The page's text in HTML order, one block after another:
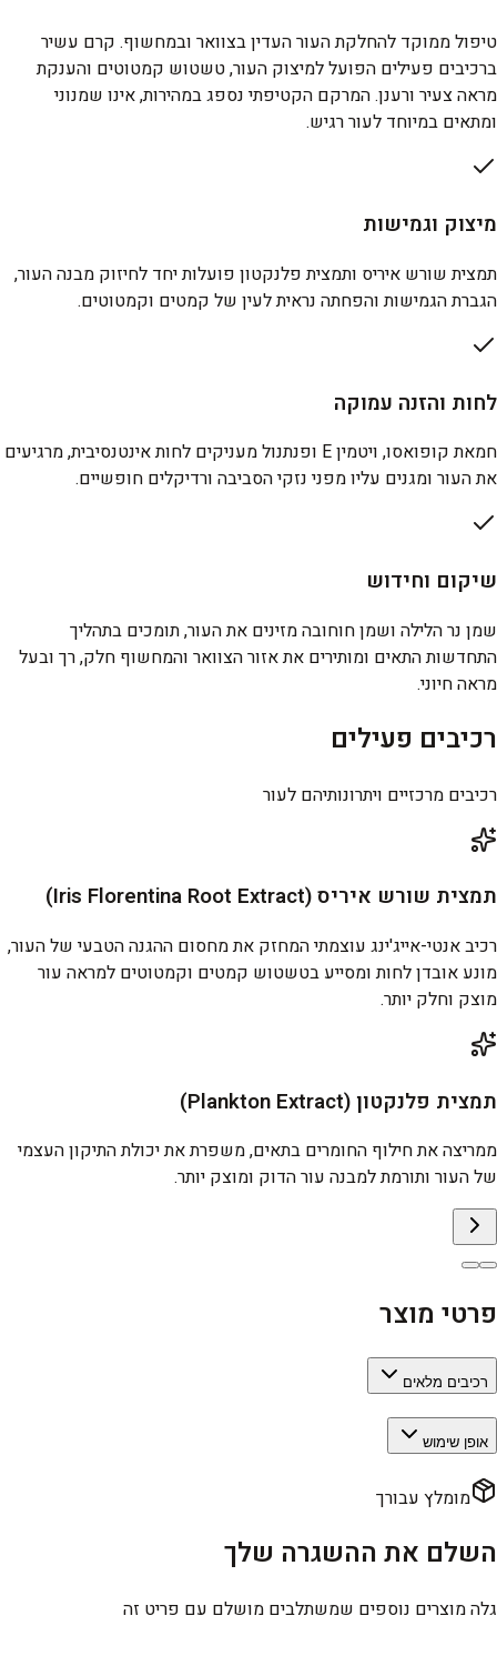
טיפול ממוקד להחלקת העור העדין בצוואר ובמחשוף. קרם עשיר
ברכיבים פעילים הפועל למיצוק העור, טשטוש קמטוטים והענקת
מראה צעיר ורענן. המרקם הקטיפתי נספג במהירות, אינו שמנוני
ומתאים במיוחד לעור רגיש.
מיצוק וגמישות
תמצית שורש איריס ותמצית פלנקטון פועלות יחד לחיזוק מבנה העור,
הגברת הגמישות והפחתה נראית לעין של קמטים וקמטוטים.
לחות והזנה עמוקה
חמאת קופואסו, ויטמין E ופנתנול מעניקים לחות אינטנסיבית, מרגיעים
את העור ומגנים עליו מפני נזקי הסביבה ורדיקלים חופשיים.
שיקום וחידוש
שמן נר הלילה ושמן חוחובה מזינים את העור, תומכים בתהליך
התחדשות התאים ומותירים את אזור הצוואר והמחשוף חלק, רך ובעל
מראה חיוני.
רכיבים פעילים
רכיבים מרכזיים ויתרונותיהם לעור
תמצית שורש איריס (Iris Florentina Root Extract)
רכיב אנטי-אייג'ינג עוצמתי המחזק את מחסום ההגנה הטבעי של העור,
מונע אובדן לחות ומסייע בטשטוש קמטים וקמטוטים למראה עור
מוצק וחלק יותר.
תמצית פלנקטון (Plankton Extract)
ממריצה את חילוף החומרים בתאים, משפרת את יכולת התיקון העצמי
של העור ותורמת למבנה עור הדוק ומוצק יותר.
פרטי מוצר
רכיבים מלאים
אופן שימוש
מומלץ עבורך
השלם את ההשגרה שלך
גלה מוצרים נוספים שמשתלבים מושלם עם פריט זה